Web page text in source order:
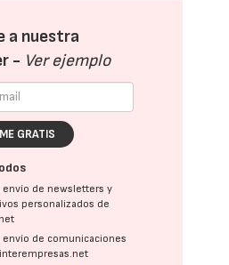
a nuestra
- Ver ejemplo
GRATIS
envío de newsletters y
personalizados de
envío de comunicaciones